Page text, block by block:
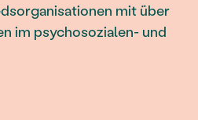
mit über
im psychosozialen- und